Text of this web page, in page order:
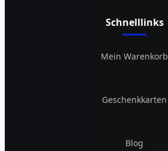
Schnelllinks
Mein Warenkorb
Geschenkkarten
Blog